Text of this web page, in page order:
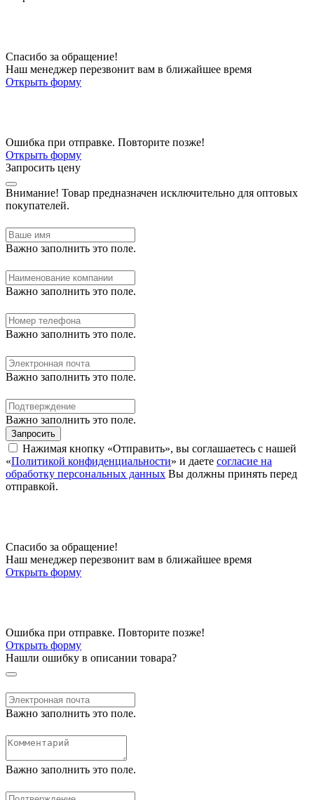
Спасибо за обращение!
Наш менеджер перезвонит вам в ближайшее время
Открыть форму
Ошибка при отправке. Повторите позже!
Открыть форму
Запросить цену
Внимание! Товар предназначен исключительно для оптовых
покупателей.
Важно заполнить это поле.
Важно заполнить это поле.
Важно заполнить это поле.
Важно заполнить это поле.
Важно заполнить это поле.
Запросить
Нажимая кнопку «Отправить», вы соглашаетесь с нашей
«Политикой конфиденциальности» и даете согласие на
обработку персональных данных Вы должны принять перед
отправкой.
Спасибо за обращение!
Наш менеджер перезвонит вам в ближайшее время
Открыть форму
Ошибка при отправке. Повторите позже!
Открыть форму
Нашли ошибку в описании товара?
Важно заполнить это поле.
Важно заполнить это поле.